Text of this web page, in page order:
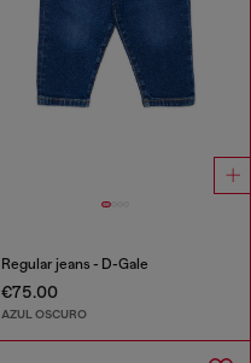
Regular jeans - D-Gale
€75.00
AZUL OSCURO